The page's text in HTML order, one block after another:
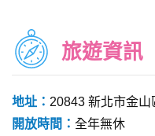
旅遊資訊
地址： 20843 新北市金山
開放時間： 全年無休